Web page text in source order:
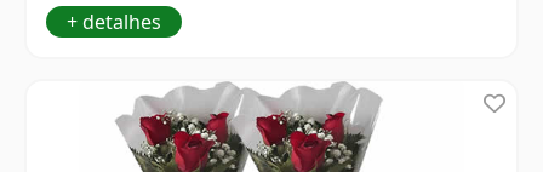
+ detalhes